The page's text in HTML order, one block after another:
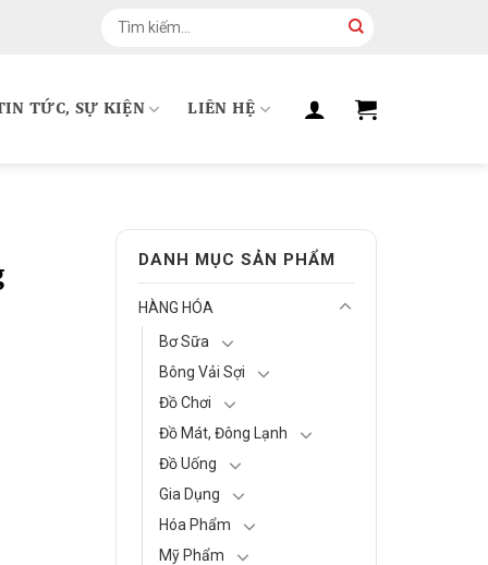
kiếm:
TỨC, SỰ KIỆN LIÊN HỆ
DANH MỤC SẢN PHẨM
HÀNG HÓA
Bơ Sữa
Bông Vải Sợi
Đồ Chơi
Đồ Mát, Đông Lạnh
Đồ Uống
Gia Dụng
Hóa Phẩm
Mỹ Phẩm